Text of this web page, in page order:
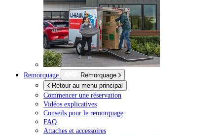
Remorquage
Remorquage
Retour au menu principal
Commencer une réservation
Vidéos explicatives
Conseils pour le remorquage
FAQ
Attaches et accessoires